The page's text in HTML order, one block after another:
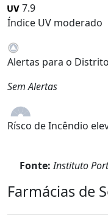
7.9
Índice UV moderado
Alertas para o
Sem Alertas
Rísco de Incêndio
Fonte: Instituto
Farmácias de